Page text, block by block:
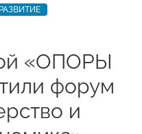
«ОПОРЫ
форум
и